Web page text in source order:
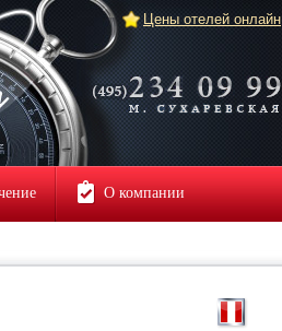
Цены отелей онлайн
О компании